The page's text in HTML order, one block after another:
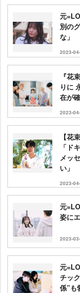
元
別の
な」
2023-
『花
りに
在が
2023-
【花
「ド
メッ
い」
2023-
元
姿に
2023-
元
チッ
係”も